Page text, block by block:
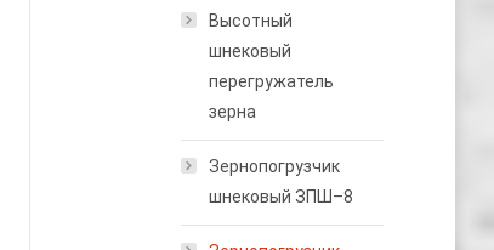
Высотный
шнековый
перегружатель
зерна
Зернопогрузчик
шнековый ЗПШ–8